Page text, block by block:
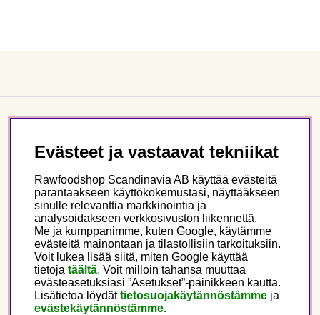
Seuraa meitä
Tämä on Rawfoodshop
Finland
Evästeet ja vastaavat tekniikat
Rawfoodshop Scandinavia AB käyttää evästeitä
parantaakseen käyttökokemustasi, näyttääkseen
sinulle relevanttia markkinointia ja
analysoidakseen verkkosivuston liikennettä.
Me ja kumppanimme, kuten Google, käytämme
evästeitä mainontaan ja tilastollisiin tarkoituksiin.
Voit lukea lisää siitä, miten Google käyttää
tietoja täältä. Voit milloin tahansa muuttaa
evästeasetuksiasi ”Asetukset”-painikkeen kautta.
Lisätietoa löydättietosuojakäytännöstämme ja
evästekäytännöstämme.